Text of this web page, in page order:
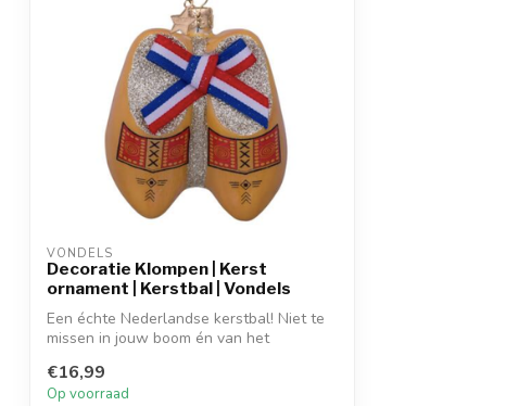
VONDELS
Decoratie Klompen | Kerst
ornament | Kerstbal | Vondels
Een échte Nederlandse kerstbal! Niet te
missen in jouw boom én van het
€16,99
Op voorraad